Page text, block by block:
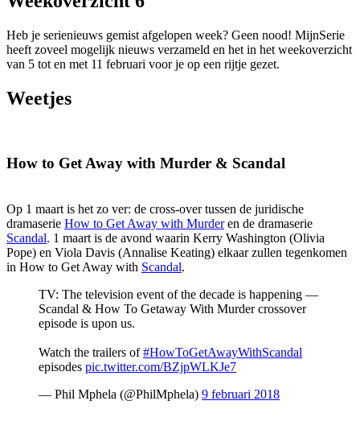
Heb je serienieuws gemist afgelopen week? Geen nood! MijnSerie
heeft zoveel mogelijk nieuws verzameld en het in het weekoverzicht
van 5 tot en met 11 februari voor je op een rijtje gezet.
Weetjes
How to Get Away with Murder & Scandal
Op 1 maart is het zo ver: de cross-over tussen de juridische
dramaserie How to Get Away with Murderen de dramaserie
Scandal. 1 maart is de avond waarin Kerry Washington (Olivia
Pope) en Viola Davis (Annalise Keating) elkaar zullen tegenkomen
in How to Get Away with Scandal.
TV: The television event of the decade is happening —
Scandal & How To Getaway With Murder crossover
episode is upon us.
Watch the trailers of#HowToGetAwayWithScandal
episodes pic.twitter.com/BZjpWLKJe7
— Phil Mphela (@PhilMphela) 9 februari 2018